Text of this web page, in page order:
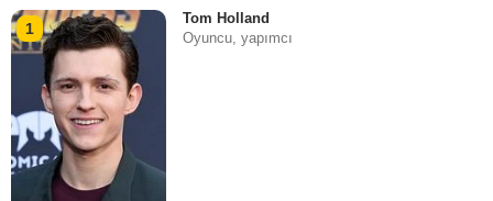
1
Tom Holland
Oyuncu, yapımcı